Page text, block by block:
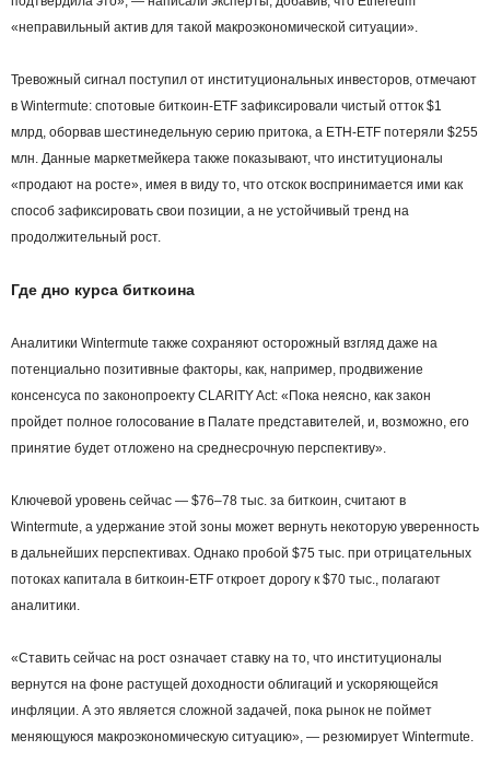
«неправильный актив для такой макроэкономической ситуации».
Тревожный сигнал поступил от институциональных инвесторов, отмечают
в Wintermute: спотовые биткоин-ETF зафиксировали чистый отток $1
млрд, оборвав шестинедельную серию притока, а ETH-ETF потеряли $255
млн. Данные маркетмейкера также показывают, что институционалы
«продают на росте», имея в виду то, что отскок воспринимается ими как
способ зафиксировать свои позиции, а не устойчивый тренд на
продолжительный рост.
Где дно курса биткоина
Аналитики Wintermute также сохраняют осторожный взгляд даже на
потенциально позитивные факторы, как, например, продвижение
консенсуса по законопроекту CLARITY Act: «Пока неясно, как закон
пройдет полное голосование в Палате представителей, и, возможно, его
принятие будет отложено на среднесрочную перспективу».
Ключевой уровень сейчас — $76–78 тыс. за биткоин, считают в
Wintermute, а удержание этой зоны может вернуть некоторую уверенность
в дальнейших перспективах. Однако пробой $75 тыс. при отрицательных
потоках капитала в биткоин-ETF откроет дорогу к $70 тыс., полагают
аналитики.
«Ставить сейчас на рост означает ставку на то, что институционалы
вернутся на фоне растущей доходности облигаций и ускоряющейся
инфляции. А это является сложной задачей, пока рынок не поймет
меняющуюся макроэкономическую ситуацию», — резюмирует Wintermute.